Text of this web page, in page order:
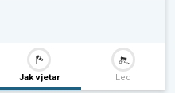
Jak vjetar Led